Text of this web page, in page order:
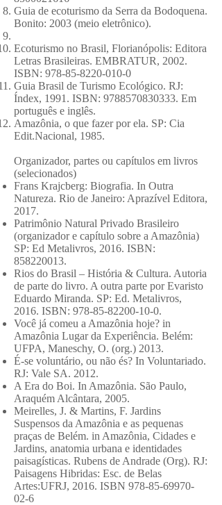
Guia de ecoturismo da Serra da Bodoquena.
Bonito: 2003 (meio eletrônico).
Ecoturismo no Brasil, Florianópolis: Editora
Letras Brasileiras. EMBRATUR, 2002.
ISBN: 978-85-8220-010-0
Guia Brasil de Turismo Ecológico. RJ:
Índex, 1991. ISBN: 9788570830333. Em
português e inglês.
Amazônia, o que fazer por ela. SP: Cia
Edit.Nacional, 1985.
Organizador, partes ou capítulos em livros
(selecionados)
Frans Krajcberg: Biografia. In Outra
Natureza. Rio de Janeiro: Aprazível Editora,
2017.
Patrimônio Natural Privado Brasileiro
(organizador e capítulo sobre a Amazônia)
SP: Ed Metalivros, 2016. ISBN:
858220013.
Rios do Brasil – História & Cultura. Autoria
de parte do livro. A outra parte por Evaristo
Eduardo Miranda. SP: Ed. Metalivros,
2016. ISBN: 978-85-82200-10-0.
Você já comeu a Amazônia hoje? in
Amazônia Lugar da Experiência. Belém:
UFPA, Maneschy, O. (org.) 2013.
É-se voluntário, ou não és? In Voluntariado.
RJ: Vale SA. 2012.
A Era do Boi. In Amazônia. São Paulo,
Araquém Alcântara, 2005.
Meirelles, J. & Martins, F. Jardins
Suspensos da Amazônia e as pequenas
praças de Belém. in Amazônia, Cidades e
Jardins, anatomia urbana e identidades
paisagísticas. Rubens de Andrade (Org). RJ:
Paisagens Hibridas: Esc. de Belas
Artes:UFRJ, 2016. ISBN 978-85-69970-
02-6